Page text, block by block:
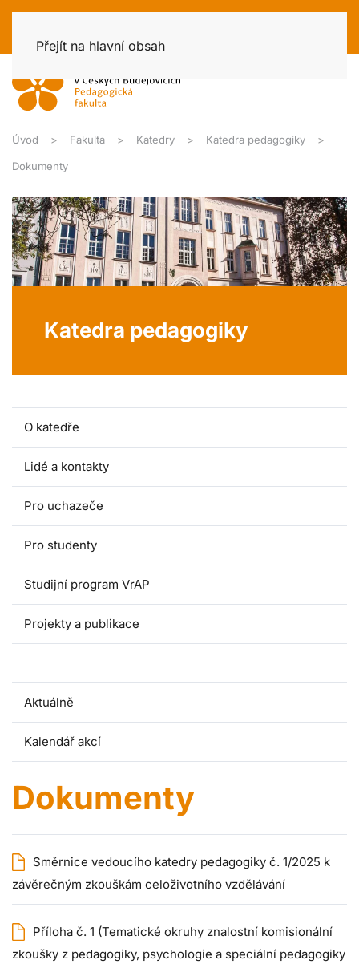
Přejít na hlavní obsah
Úvod Fakulta Katedry Katedra pedagogiky
Dokumenty
Katedra pedagogiky
O katedře
Lidé a kontakty
Pro uchazeče
Pro studenty
Studijní program VrAP
Projekty a publikace
Aktuálně
Kalendář akcí
Dokumenty
Směrnice vedoucího katedry pedagogiky č. 1/2025 k
závěrečným zkouškám celoživotního vzdělávání
Příloha č. 1 (Tematické okruhy znalostní komisionální
zkoušky z pedagogiky, psychologie a speciální pedagogiky